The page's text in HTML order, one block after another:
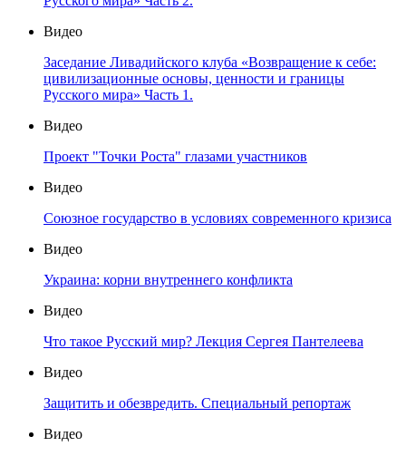
Видео
Заседание Ливадийского клуба «Возвращение к себе:
цивилизационные основы, ценности и границы
Русского мира» Часть 1.
Видео
Проект "Точки Роста" глазами участников
Видео
Союзное государство в условиях современного кризиса
Видео
Украина: корни внутреннего конфликта
Видео
Что такое Русский мир? Лекция Сергея Пантелеева
Видео
Защитить и обезвредить. Специальный репортаж
Видео